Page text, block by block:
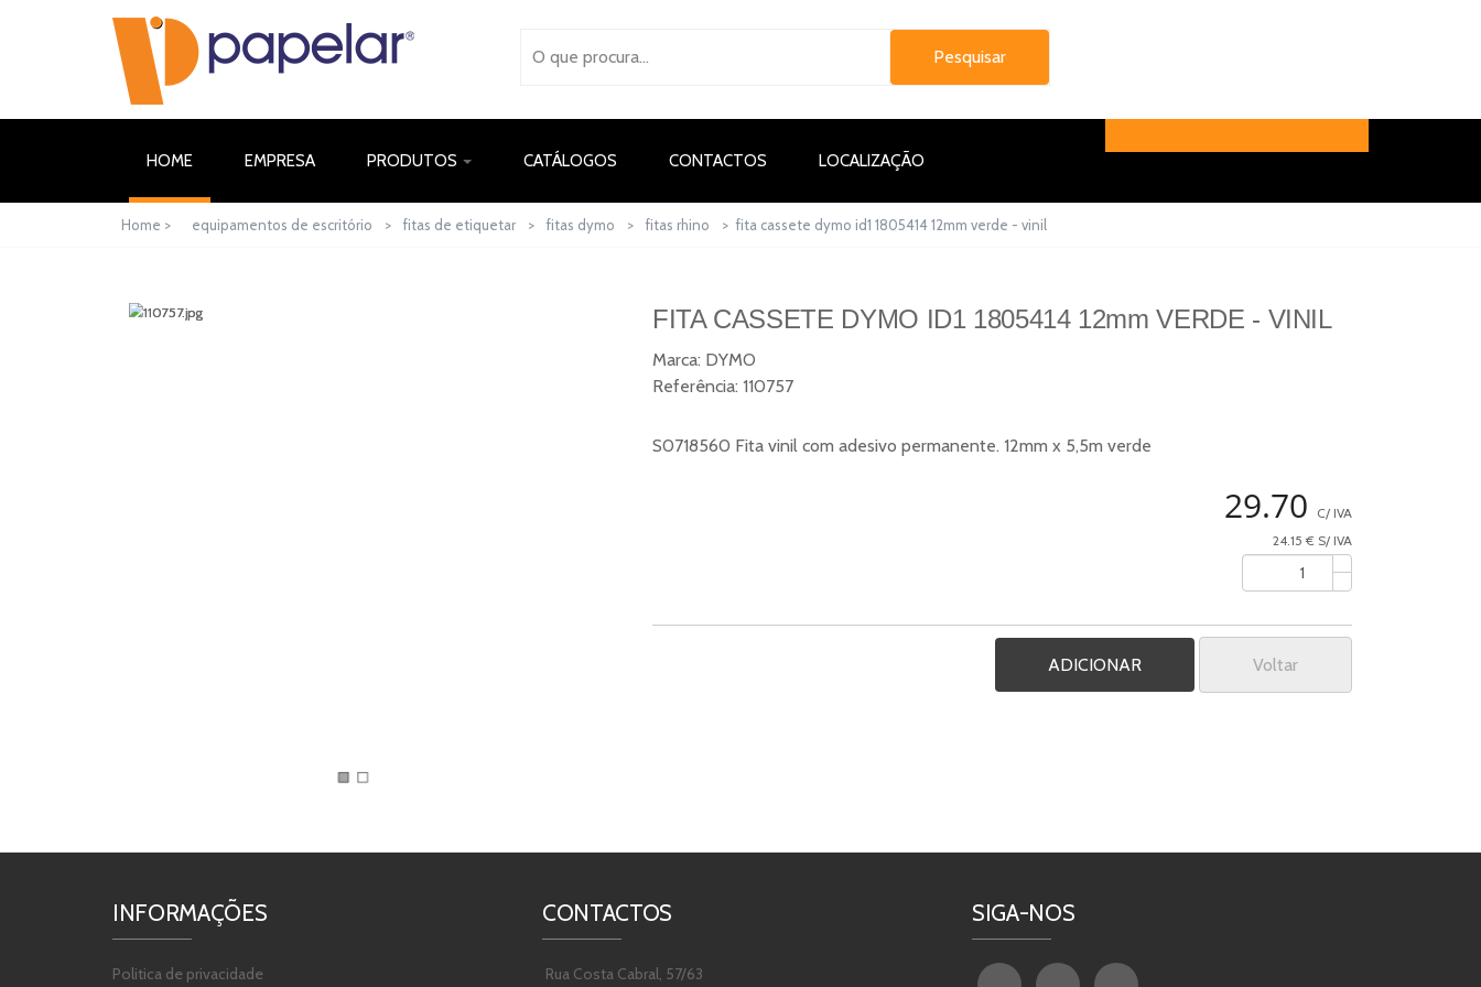
HOME (CURRENT)EMPRESA PRODUTOS CATÁLOGOS CONTACTOS LOCALIZAÇÃO
Home > equipamentos de escritório > fitas de etiquetar > fitas dymo > fitas rhino > fita cassete dymo id1 1805414 12mm verde - vinil
FITA CASSETE DYMO ID1 1805414 12mm VERDE - VINIL
Marca: DYMO
Referência: 110757
S0718560 Fita vinil com adesivo permanente. 12mm x 5,5m verde
29.70
C/ IVA
24.15 € S/ IVA
Voltar
INFORMAÇÕES
Politica de privacidade
CONTACTOS
Rua Costa Cabral, 57/63
SIGA-NOS